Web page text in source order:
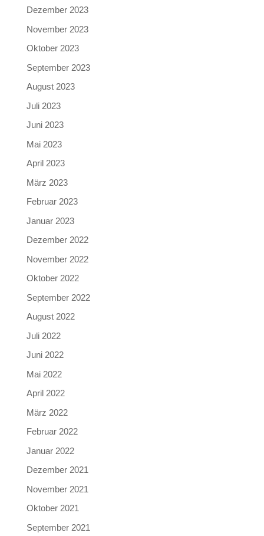
Dezember 2023
November 2023
Oktober 2023
September 2023
August 2023
Juli 2023
Juni 2023
Mai 2023
April 2023
März 2023
Februar 2023
Januar 2023
Dezember 2022
November 2022
Oktober 2022
September 2022
August 2022
Juli 2022
Juni 2022
Mai 2022
April 2022
März 2022
Februar 2022
Januar 2022
Dezember 2021
November 2021
Oktober 2021
September 2021